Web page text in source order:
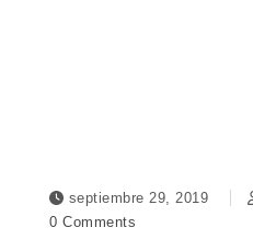
septiembre 29, 2019
0 Comments